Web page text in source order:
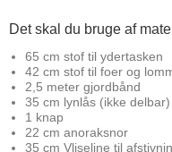
Det skal du bruge af
65 cm stof til ydertasken
42 cm stof til foer og
2,5 meter gjordbånd
35 cm lynlås (ikke delbar)
1 knap
22 cm anoraksnor
35 cm Vliseline til